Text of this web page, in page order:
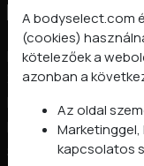
Információk
BODYSELECT
2026
Kapcsolat
Szállítási információk
A bodyselect.com
(cookies)
kötelezőek a
azonban a
Az oldal
kapcsolatos